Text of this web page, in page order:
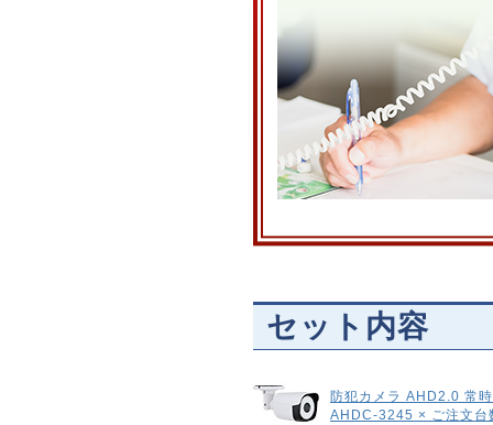
セット内容
防犯カメラ AHD2.0 常
AHDC-3245 × ご注文台